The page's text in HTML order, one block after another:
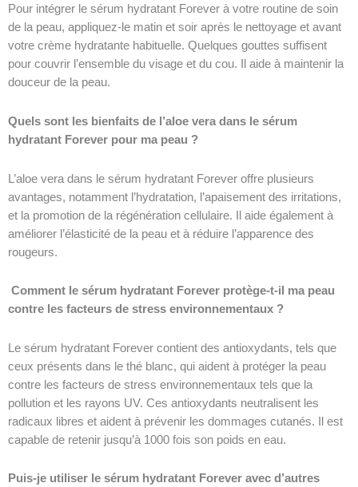
Pour intégrer le sérum hydratant Forever à votre routine de soin
de la peau, appliquez-le matin et soir après le nettoyage et avant
votre crème hydratante habituelle. Quelques gouttes suffisent
pour couvrir l’ensemble du visage et du cou. Il aide à maintenir la
douceur de la peau.
Quels sont les bienfaits de l’aloe vera dans le sérum
hydratant Forever pour ma peau ?
L’aloe vera dans le sérum hydratant Forever offre plusieurs
avantages, notamment l’hydratation, l’apaisement des irritations,
et la promotion de la régénération cellulaire. Il aide également à
améliorer l’élasticité de la peau et à réduire l’apparence des
rougeurs.
Comment le sérum hydratant Forever protège-t-il ma peau
contre les facteurs de stress environnementaux ?
Le sérum hydratant Forever contient des antioxydants, tels que
ceux présents dans le thé blanc, qui aident à protéger la peau
contre les facteurs de stress environnementaux tels que la
pollution et les rayons UV. Ces antioxydants neutralisent les
radicaux libres et aident à prévenir les dommages cutanés. Il est
capable de retenir jusqu’à 1000 fois son poids en eau.
Puis-je utiliser le sérum hydratant Forever avec d’autres